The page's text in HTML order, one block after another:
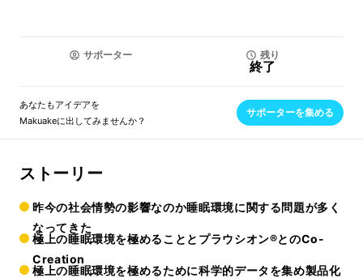
サポーター 残り
終了
あなたもアイデアを
Makuakeに出してみませんか？
サポーターを集める
ストーリー
昨今の社会情勢の影響なのか睡眠環境に関する問題が多く
なってきた
極上の睡眠環境を極めることとプラウシオン®とのCo-
Creation
極上の睡眠環境を極めるために科学的データを集め製品化